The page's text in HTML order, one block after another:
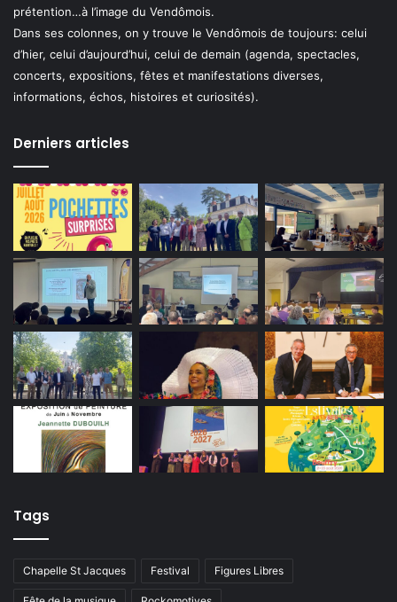
prétention…à l’image du Vendômois.
Dans ses colonnes, on y trouve le Vendômois de toujours: celui
d’hier, celui d’aujourd’hui, celui de demain (agenda, spectacles,
concerts, expositions, fêtes et manifestations diverses,
informations, échos, histoires et curiosités).
Derniers articles
Tags
Chapelle St Jacques Festival Figures Libres